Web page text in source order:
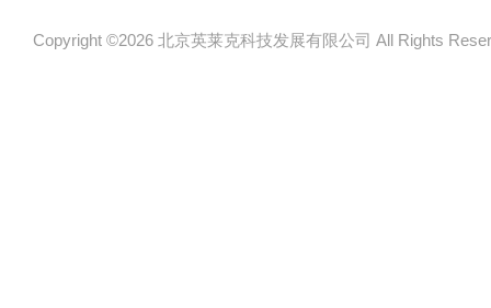
Copyright ©2026 北京英莱克科技发展有限公司 All Rights